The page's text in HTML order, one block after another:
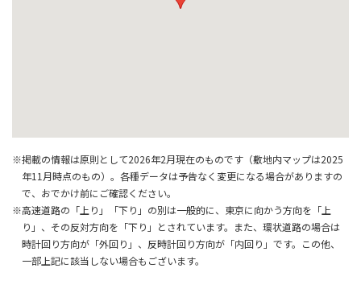
※掲載の情報は原則として2026年2月現在のものです（敷地内マップは2025
年11月時点のもの）。各種データは予告なく変更になる場合がありますの
で、おでかけ前にご確認ください。
※高速道路の「上り」「下り」の別は一般的に、東京に向かう方向を「上
り」、その反対方向を「下り」とされています。また、環状道路の場合は
時計回り方向が「外回り」、反時計回り方向が「内回り」です。この他、
一部上記に該当しない場合もございます。